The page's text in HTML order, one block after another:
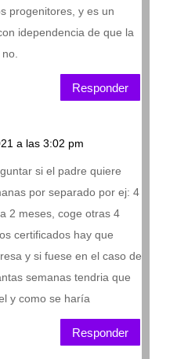
progenitores, y es un
idependencia de que la
Responder
a las 3:02 pm
si el padre quiere
por separado por ej: 4
2 meses, coge otras 4
certificados hay que
y si fuese en el caso de
semanas tendria que
y como se haría
Responder